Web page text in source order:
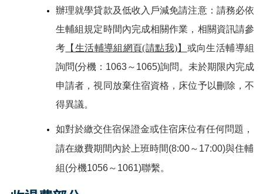
辦理就學貸款及低收入戶減免請注意：請務必依
生輔組規定時間內完成相關作業，相關資訊請參
考 【生活輔導組網頁(請點我)】 或向生活輔導組
詢問(分機：1063～1065)詢問。未於期限內完成
申請者，視同放棄住宿資格，床位予以刪除，不
得異議。
如對於繳交住宿保證金或住宿床位有任何問題，
請在繳費期間內於上班時間(8:00～17:00)與住輔
組(分機1056～1061)聯繫。